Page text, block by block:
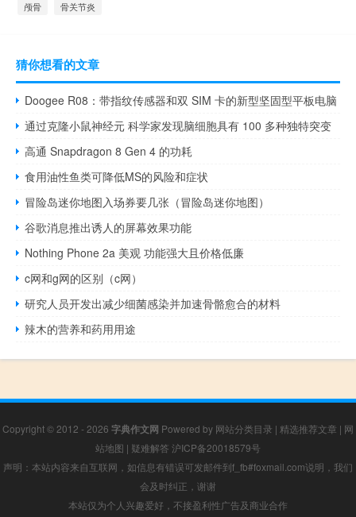
颅骨
骨关节炎
猜你想看的文章
Doogee R08：带指纹传感器和双 SIM 卡的新型坚固型平板电脑
通过克隆小鼠神经元 科学家发现脑细胞具有 100 多种独特突变
高通 Snapdragon 8 Gen 4 的功耗
食用油性鱼类可降低MS的风险和症状
冒险岛迷你地图入场券要几张（冒险岛迷你地图）
谷歌消息推出诱人的屏幕效果功能
Nothing Phone 2a 美观 功能强大且价格低廉
c网和g网的区别（c网）
研究人员开发出减少细菌感染并加速骨骼愈合的材料
辣木的营养和药用用途
Copyright © 2012 - 2026 字典作文网 Powered by 网站分类目录 | 精选推荐文章 | 网
站地图 | 疑难解答 沪ICP备20018579号
声明：本站内容来自互联网，如信息有错误可发邮件到f_fb#foxmail.com说明，我们
会及时纠正，谢谢
本站仅为个人兴趣爱好，不接盈利性广告及商业合作